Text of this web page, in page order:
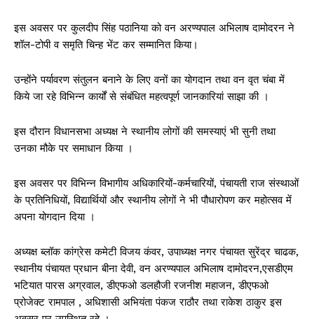
इस अवसर पर कुलदीप सिंह पठानिया को वन अरण्यपाल अभिलाष दामोदरन ने
शॉल-टोपी व समृति चिन्ह भेंट कर सम्मानित किया।
उन्होंने पर्यावरण संतुलन बनाने के लिए वनों का योगदान तथा वन वृत चंबा में
किये जा रहे विभिन्न कार्यों से संबंधित महत्वपूर्ण जानकारियां साझा की ।
इस दौरान विधानसभा अध्यक्ष ने स्थानीय लोगों की समस्याएं भी सुनी तथा
उनका मौके पर समाधान किया ।
इस अवसर पर विभिन्न विभागीय अधिकारियों-कर्मचारियों, पंचायती राज संस्थाओं
के प्रतिनिधियों, विद्यार्थियों और स्थानीय लोगों ने भी पौधारोपण कर महोत्सव में
अपना योगदान दिया ।
अध्यक्ष ब्लॉक कांग्रेस कमेटी विजय कंवर, उपाध्यक्ष नगर पंचायत सुरेंद्र चाढक,
स्थानीय पंचायत प्रधान बीना देवी, वन अरण्यपाल अभिलाष दामोदरन,एसडीएम
भटियात पारस अग्रवाल, डीएफओ डलहौजी रजनीश महाजन, डीएफओ
प्रोजेक्ट रामपाल , अधिशासी अभियंता पंकज राठौर तथा राकेश ठाकुर इस